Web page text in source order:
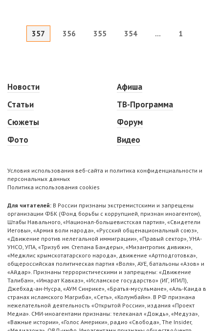
357 356 355 354 ... 1
Новости
Статьи
Сюжеты
Фото
Афиша
ТВ-Программа
Форум
Видео
Условия использования веб-сайта и политика конфиденциальности и
персональных данных
Политика использования cookies
Для читателей: В России признаны экстремистскими и запрещены
организации ФБК (Фонд борьбы с коррупцией, признан иноагентом),
Штабы Навального, «Национал-большевистская партия», «Свидетели
Иеговы», «Армия воли народа», «Русский общенациональный союз»,
«Движение против нелегальной иммиграции», «Правый сектор», УНА-
УНСО, УПА, «Тризуб им. Степана Бандеры», «Мизантропик дивижн»,
«Меджлис крымскотатарского народа», движение «Артподготовка»,
общероссийская политическая партия «Воля», АУЕ, батальоны «Азов» и
«Айдар». Признаны террористическими и запрещены: «Движение
Талибан», «Имарат Кавказ», «Исламское государство» (ИГ, ИГИЛ),
Джебхад-ан-Нусра, «АУМ Синрике», «Братья-мусульмане», «Аль-Каида в
странах исламского Магриба», «Сеть», «Колумбайн». В РФ признана
нежелательной деятельность «Открытой России», издания «Проект
Медиа». СМИ-иноагентами признаны: телеканал «Дождь», «Медуза»,
«Важные истории», «Голос Америки», радио «Свобода», The Insider,